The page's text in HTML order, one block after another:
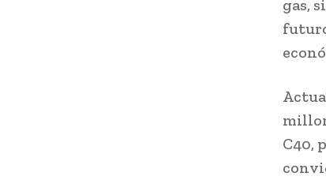
gas,
C40,